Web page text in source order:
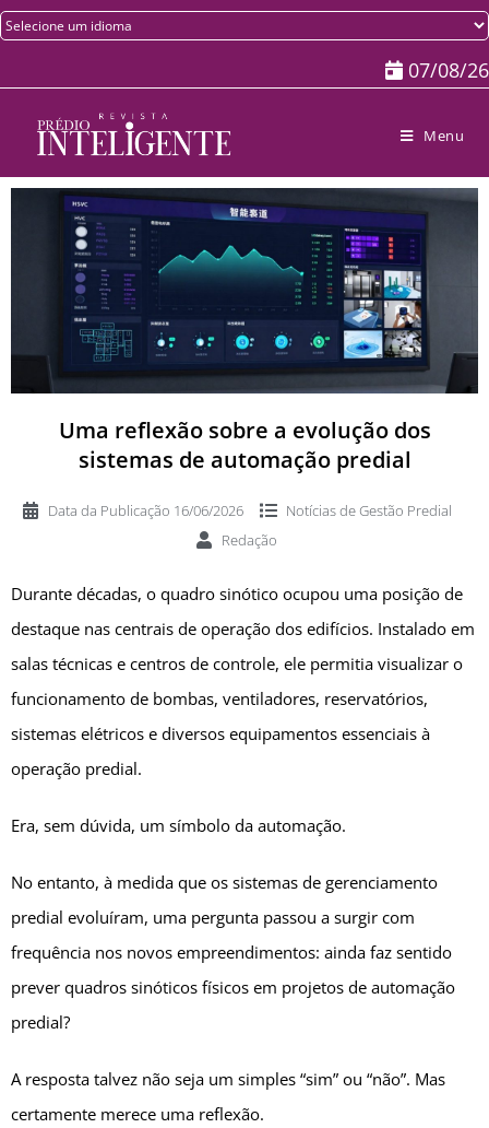
07/08/26
Menu
Uma reflexão sobre a evolução dos
sistemas de automação predial
Data da Publicação 16/06/2026 Notícias deGestão Predial
Redação
Durante décadas, o quadro sinótico ocupou uma posição de
destaque nas centrais de operação dos edifícios. Instalado em
salas técnicas e centros de controle, ele permitia visualizar o
funcionamento de bombas, ventiladores, reservatórios,
sistemas elétricos e diversos equipamentos essenciais à
operação predial.
Era, sem dúvida, um símbolo da automação.
No entanto, à medida que os sistemas de gerenciamento
predial evoluíram, uma pergunta passou a surgir com
frequência nos novos empreendimentos: ainda faz sentido
prever quadros sinóticos físicos em projetos de automação
predial?
A resposta talvez não seja um simples “sim” ou “não”. Mas
certamente merece uma reflexão.